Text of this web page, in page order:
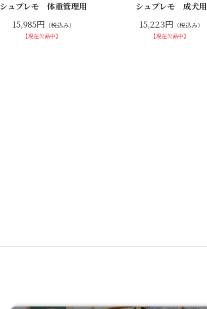
シュプレモ 体重管理用
15,985円 （税込み）
【現在欠品中】
シュプレモ 成犬用
15,223円 （税込み）
【現在欠品中】